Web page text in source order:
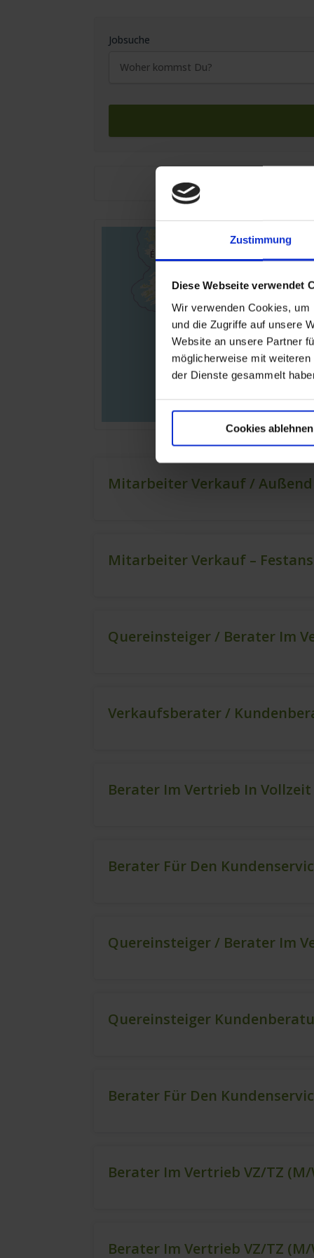
Zustimmung
Diese Webseite verwendet
Wir verwenden Cookies,
und die Zugriffe auf unsere
Website an unsere Partner
möglicherweise mit
der Dienste gesammelt
Cookies ablehnen
Jobsuche
Mitarbeiter Verkauf /
Mitarbeiter Verkauf –
Quereinsteiger / Berater Im
Verkaufsberater /
Berater Im Vertrieb In
Berater Für Den
Quereinsteiger / Berater Im
Quereinsteiger
Berater Für Den
Berater Im Vertrieb VZ/TZ
Berater Im Vertrieb VZ/TZ